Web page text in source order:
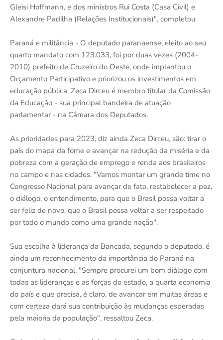
Gleisi Hoffmann, e dos ministros Rui Costa (Casa Civil) e
Alexandre Padilha (Relações Institucionais)", completou.
Paraná e militância - O deputado paranaense, eleito ao seu
quarto mandato com 123.033, foi por duas vezes (2004-
2010) prefeito de Cruzeiro do Oeste, onde implantou o
Orçamento Participativo e priorizou os investimentos em
educação pública. Zeca Dirceu é membro titular da Comissão
da Educação - sua principal bandeira de atuação
parlamentar - na Câmara dos Deputados.
As prioridades para 2023, diz ainda Zeca Dirceu, são: tirar o
país do mapa da fome e avançar na redução da miséria e da
pobreza com a geração de emprego e renda aos brasileiros
no campo e nas cidades. "Vamos montar um grande time no
Congresso Nacional para avançar de fato, restabelecer a paz,
o diálogo, o entendimento, para que o Brasil possa voltar a
ser feliz de novo, que o Brasil possa voltar a ser respeitado
por todo o mundo como uma grande nação".
Sua escolha à liderança da Bancada, segundo o deputado, é
ainda um reconhecimento da importância do Paraná na
conjuntura nacional. "Sempre procurei um bom diálogo com
todas as lideranças e as forças do estado, a quarta economia
do país e que precisa, é claro, de avançar em muitas áreas e
com certeza dará sua contribuição às mudanças esperadas
pela maioria da população", ressaltou Zeca.